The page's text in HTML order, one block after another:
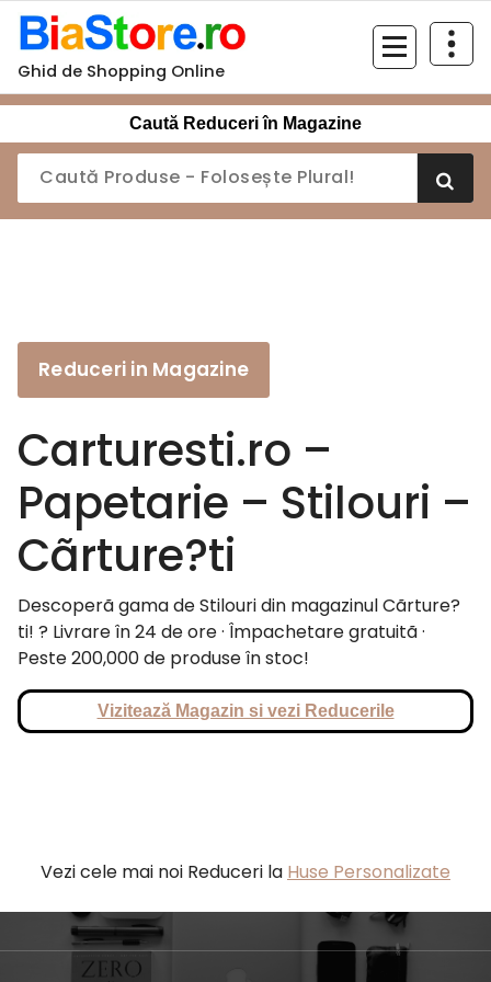
Sari
conținut
Ghid de Shopping Online
Caută Reduceri în Magazine
Reduceri in Magazine
Carturesti.ro –
Papetarie – Stilouri –
Cãrture?ti
Descoperã gama de Stilouri din magazinul Cãrture?
ti! ? Livrare în 24 de ore · Împachetare gratuitã ·
Peste 200,000 de produse în stoc!
Vizitează Magazin si vezi Reducerile
Vezi cele mai noi Reduceri la Huse Personalizate